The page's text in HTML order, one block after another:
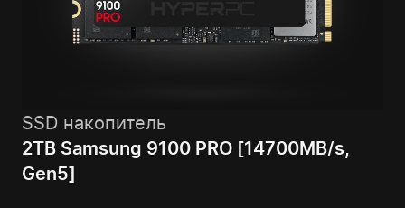
SSD накопитель
2TB Samsung 9100 PRO [14700MB/s,
Gen5]